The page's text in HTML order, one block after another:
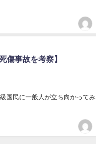
傷事故を考察】
国民に一般人が立ち向かってみ